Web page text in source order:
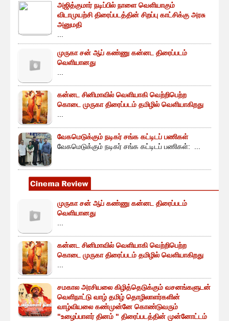
அஜித்குமார் நடிப்பில் நாளை வெளியாகும்
விடாமுயற்சி திரைப்படத்தின் சிறப்பு காட்சிக்கு அரசு
அனுமதி
முருகா சன் ஆப் கண்ணு கன்னட திரைப்படம்
வெளியானது
கன்னட சினிமாவில் வெளியாகி வெற்றிபெற்ற
கொடை முருகா திரைப்படம் தமிழில் வெளியாகிறது
வேகமெடுக்கும் நடிகர் சங்க கட்டிடப் பணிகள்
வேகமெடுக்கும் நடிகர் சங்க கட்டிடப் பணிகள்: ...
முருகா சன் ஆப் கண்ணு கன்னட திரைப்படம்
வெளியானது
கன்னட சினிமாவில் வெளியாகி வெற்றிபெற்ற
கொடை முருகா திரைப்படம் தமிழில் வெளியாகிறது
சமகால அரசியலை கிழித்தெடுக்கும் வசனங்களுடன்
வெளிநாட்டு வாழ் தமிழ் தொழிலாளர்களின்
வாழ்வியலை கண்முன்னே கொண்டுவரும்
"உழைப்பாளர் தினம் " திரைப்படத்தின் முன்னோட்டம்